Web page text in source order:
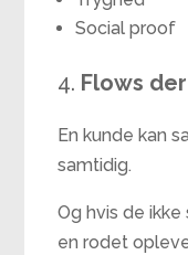
Social proof
4. Flows
En kunde kan
samtidig.
Og hvis de
en rodet